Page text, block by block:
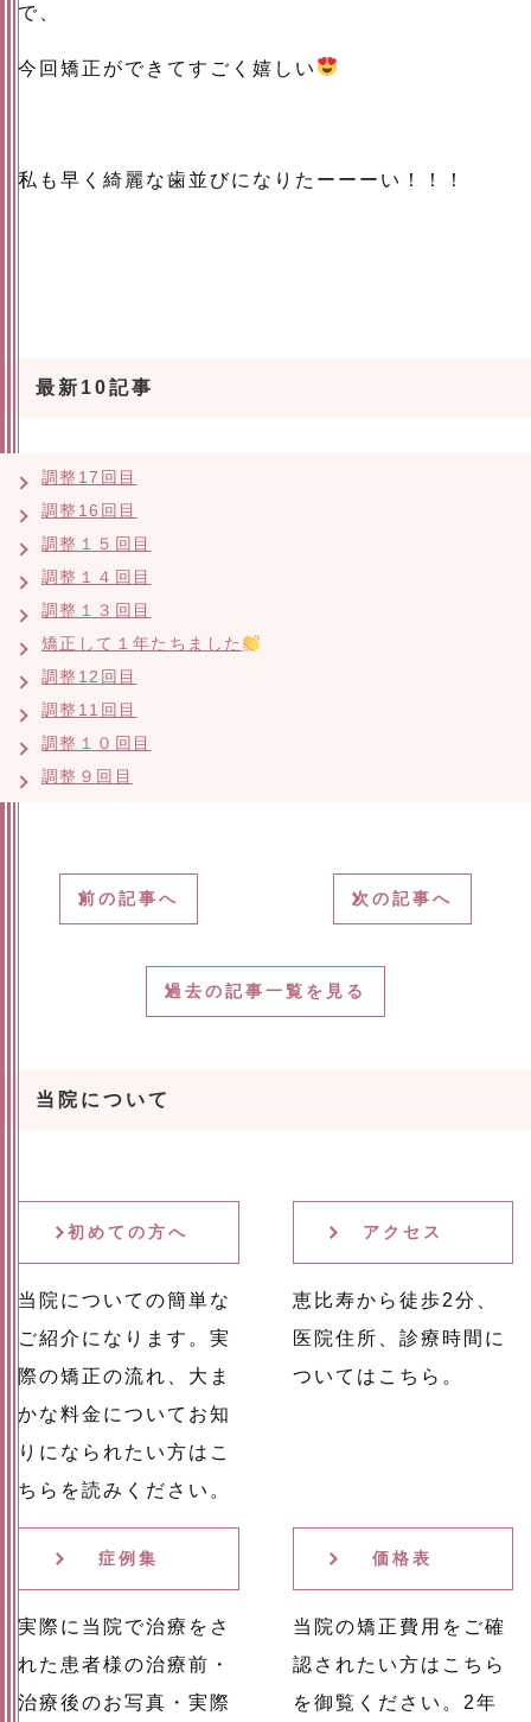
で、
今回矯正ができてすごく嬉しい
私も早く綺麗な歯並びになりたーーーい！！！
最新10記事
調整17回目
調整16回目
調整１５回目
調整１４回目
調整１３回目
矯正して１年たちました
調整12回目
調整11回目
調整１０回目
調整９回目
前の記事へ 次の記事へ
過去の記事一覧を見る
当院について
初めての方へ
当院についての簡単な
ご紹介になります。実
際の矯正の流れ、大ま
かな料金についてお知
りになられたい方はこ
ちらを読みください。
アクセス
恵比寿から徒歩2分、
医院住所、診療時間に
ついてはこちら。
症例集
実際に当院で治療をさ
れた患者様の治療前・
治療後のお写真・実際
価格表
当院の矯正費用をご確
認されたい方はこちら
を御覧ください。2年